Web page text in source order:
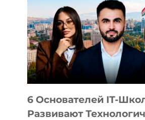
ВИДА
НОВОГО
УСТРОЙСТВА
ОТ
OPENAI
6 Основателей IT-
Развивают